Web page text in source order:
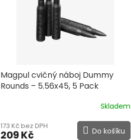
Magpul cvičný náboj Dummy
Rounds – 5.56x45, 5 Pack
Skladem
173 Kč bez DPH
209 Kč Do košíku